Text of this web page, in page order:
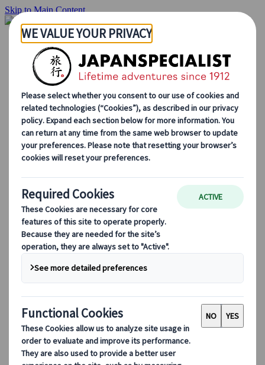
Skip to Main Content
Startside
Rejser
Individuelle rejser
Grupperejser
Kør-selv ferie
Udflugter
Skræddersyede grupperejser
Japan Rail Pass
Sådan arbejder vi
Om os
Vores team
Bliv en del af vores team
Sæsonbestemte rejsetips
Hovedattraktioner
Kulturelle indsigter
Kulinariske oplevelser
Opdag Japan i tog
Ofte stillede spørgsmål
Vigtige oplysninger
Etikette i Japan
Bilkørsel i Japan
Booking hos os
Japan Rail Pass
Indkvartering
Online rejserådgivning
Japanspecialist
Destinationer
Alle destinationer
Nara